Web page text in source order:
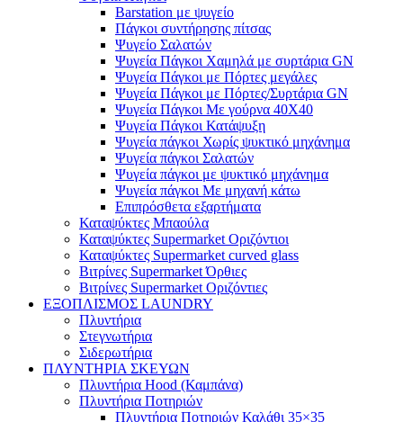
Barstation με ψυγείο
Πάγκοι συντήρησης πίτσας
Ψυγείο Σαλατών
Ψυγεία Πάγκοι Χαμηλά με συρτάρια GN
Ψυγεία Πάγκοι με Πόρτες μεγάλες
Ψυγεία Πάγκοι με Πόρτες/Συρτάρια GN
Ψυγεία Πάγκοι Με γούρνα 40Χ40
Ψυγεία Πάγκοι Κατάψυξη
Ψυγεία πάγκοι Χωρίς ψυκτικό μηχάνημα
Ψυγεία πάγκοι Σαλατών
Ψυγεία πάγκοι με ψυκτικό μηχάνημα
Ψυγεία πάγκοι Με μηχανή κάτω
Επιπρόσθετα εξαρτήματα
Καταψύκτες Μπαούλα
Καταψύκτες Supermarket Οριζόντιοι
Καταψύκτες Supermarket curved glass
Βιτρίνες Supermarket Όρθιες
Βιτρίνες Supermarket Οριζόντιες
ΕΞΟΠΛΙΣΜΟΣ LAUNDRY
Πλυντήρια
Στεγνωτήρια
Σιδερωτήρια
ΠΛΥΝΤΗΡΙΑ ΣΚΕΥΩΝ
Πλυντήρια Hood (Καμπάνα)
Πλυντήρια Ποτηριών
Πλυντήρια Ποτηριών Καλάθι 35×35